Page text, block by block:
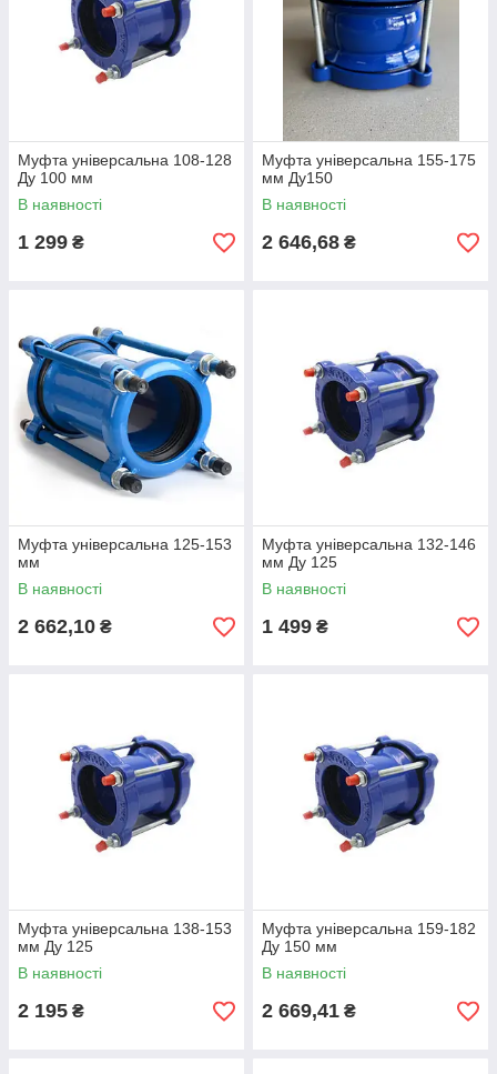
Муфта універсальна 108-128
Ду 100 мм
В наявності
1 299 ₴
Муфта універсальна 155-175
мм Ду150
В наявності
2 646,68 ₴
Муфта універсальна 125-153
мм
В наявності
2 662,10 ₴
Муфта універсальна 132-146
мм Ду 125
В наявності
1 499 ₴
Муфта універсальна 138-153
мм Ду 125
В наявності
2 195 ₴
Муфта універсальна 159-182
Ду 150 мм
В наявності
2 669,41 ₴